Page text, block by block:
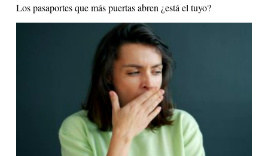
Los pasaportes que más puertas abren ¿está el tuyo?